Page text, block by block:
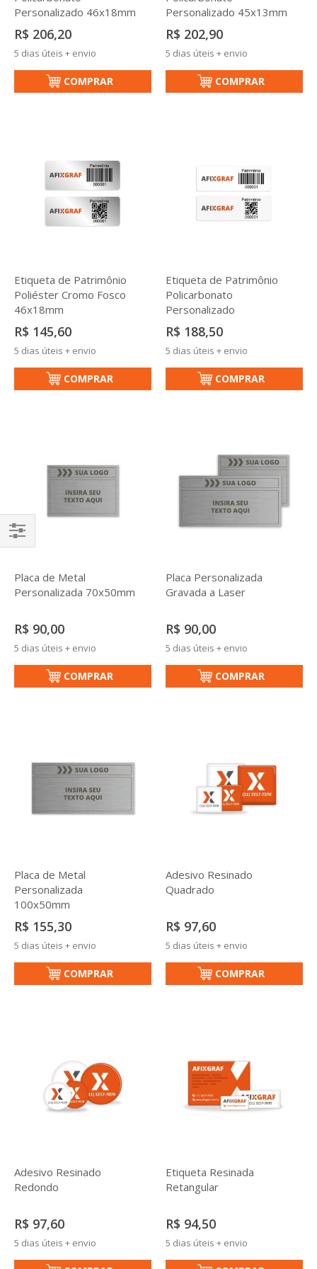
Personalizado 46x18mm
R$ 206,20
5 dias úteis + envio
COMPRAR
Personalizado 45x13mm
R$ 202,90
5 dias úteis + envio
COMPRAR
Etiqueta de Patrimônio
Poliéster Cromo Fosco
46x18mm
R$ 145,60
5 dias úteis + envio
COMPRAR
Etiqueta de Patrimônio
Policarbonato
Personalizado
R$ 188,50
5 dias úteis + envio
COMPRAR
Placa de Metal
Personalizada 70x50mm
R$ 90,00
5 dias úteis + envio
COMPRAR
Placa Personalizada
Gravada a Laser
R$ 90,00
5 dias úteis + envio
COMPRAR
Placa de Metal
Personalizada
100x50mm
R$ 155,30
5 dias úteis + envio
COMPRAR
Adesivo Resinado
Quadrado
R$ 97,60
5 dias úteis + envio
COMPRAR
Adesivo Resinado
Redondo
R$ 97,60
5 dias úteis + envio
Etiqueta Resinada
Retangular
R$ 94,50
5 dias úteis + envio
Filtrar